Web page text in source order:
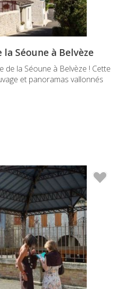
Séoune à Belvèze
de la Séoune à Belvèze ! Cette
et panoramas vallonnés